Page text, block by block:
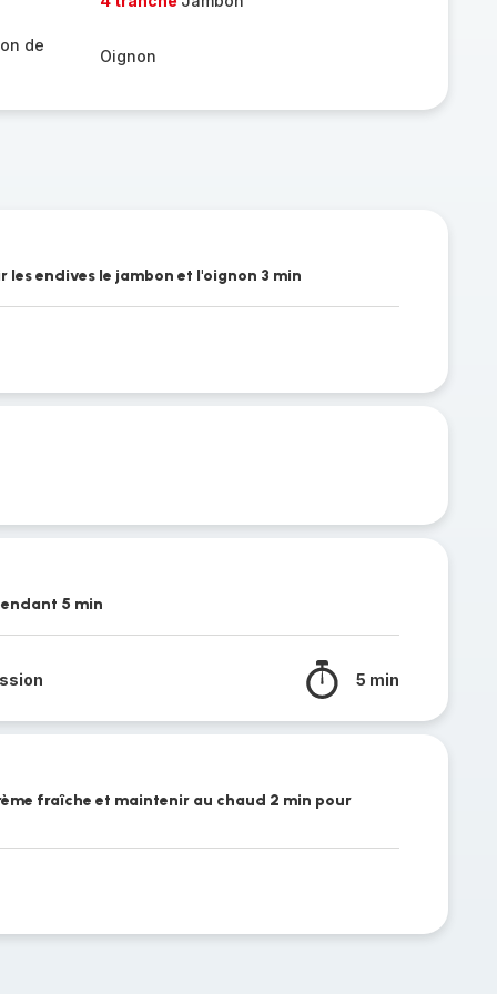
de
Oignon
les endives le jambon et l'oignon 3 min
5 min
5 min
fraîche et maintenir au chaud 2 min pour